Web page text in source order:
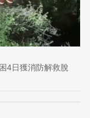
4日獲消防解救脫